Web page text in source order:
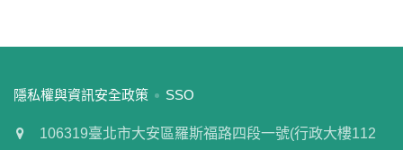
:::
隱私權與資訊安全政策 SSO
106319臺北市大安區羅斯福路四段一號(行政大樓112